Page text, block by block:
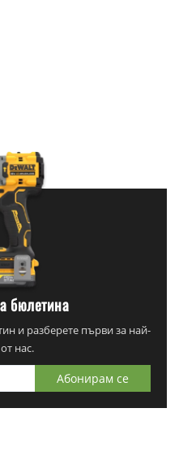
бюлетина
и разберете първи за най-
нас.
Абонирам се